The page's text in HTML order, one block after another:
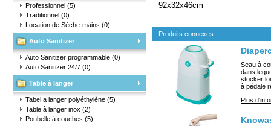
Professionnel (5)
Traditionnel (0)
Location de Sèche-mains (0)
Auto Sanitizer
Auto Sanitizer programmable (0)
Auto Sanitizer 24/7 (0)
Table à langer
Tabel a langer polyéthylène (5)
Table à langer inox (2)
Poubelle à couches (5)
92x32x46cm
Produits connexes
Seau à
dans
stocker
à pédale
Plus